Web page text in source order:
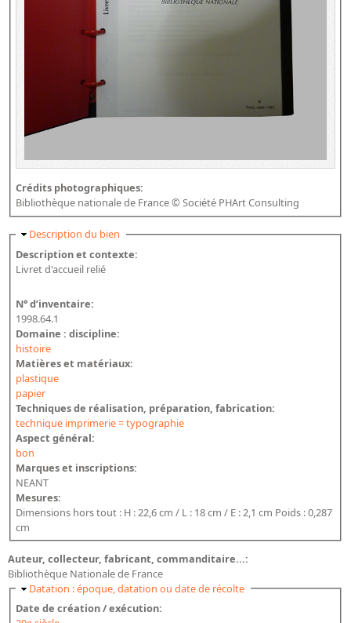
Crédits photographiques:
Bibliothèque nationale de France © Société PHArt Consulting
Masquer
Description du bien
Description et contexte:
Livret d'accueil relié
N° d’inventaire:
1998.64.1
Domaine : discipline:
histoire
Matières et matériaux:
plastique
papier
Techniques de réalisation, préparation, fabrication:
technique imprimerie = typographie
Aspect général:
bon
Marques et inscriptions:
NEANT
Mesures:
Dimensions hors tout : H : 22,6 cm / L : 18 cm / E : 2,1 cm Poids : 0,287
cm
Auteur, collecteur, fabricant, commanditaire...:
Bibliothèque Nationale de France
Masquer
Datation : époque, datation ou date de récolte
Date de création / exécution: